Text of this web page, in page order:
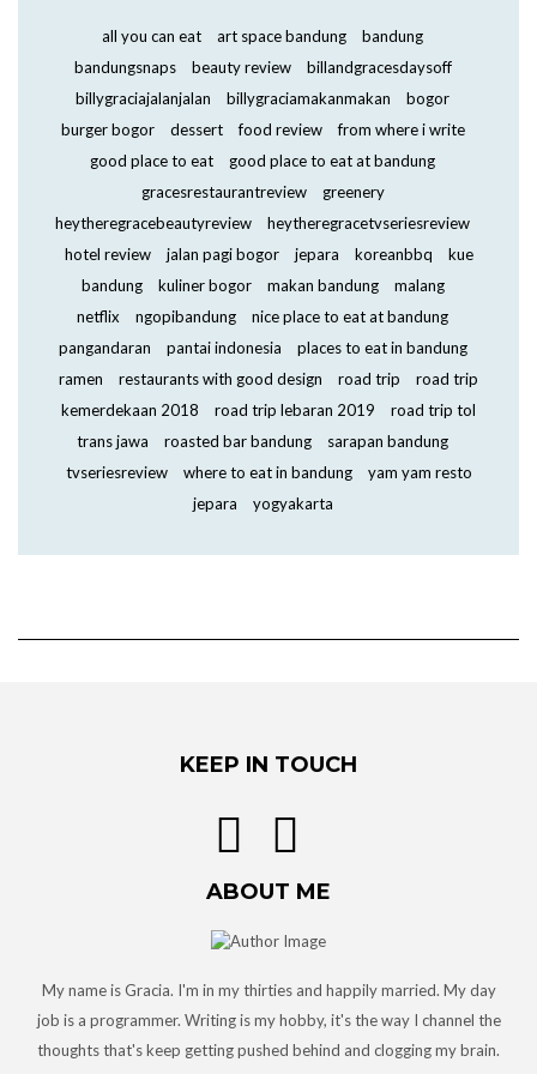
all you can eat art space bandung
bandung
bandungsnaps
beauty review
billandgracesdaysoff
billygraciajalanjalan
billygraciamakanmakan
bogor
burger bogor
dessert food review
from where i write
good place to eat
good place to eat at bandung
gracesrestaurantreview
greenery
heytheregracebeautyreview
heytheregracetvseriesreview
hotel review
jalan pagi bogor jepara koreanbbq
kue
bandung
kuliner bogor makan bandung
malang
netflix
ngopibandung
nice place to eat at bandung
pangandaran
pantai indonesia
places to eat in bandung
ramen
restaurants with good design road trip
road trip
kemerdekaan 2018
road trip lebaran 2019
road trip tol
trans jawa
roasted bar bandung
sarapan bandung
tvseriesreview
where to eat in bandung
yam yam resto
jepara
yogyakarta
KEEP IN TOUCH
ABOUT ME
My name is Gracia. I'm in my thirties and happily married. My day
job is a programmer. Writing is my hobby, it's the way I channel the
thoughts that's keep getting pushed behind and clogging my brain.